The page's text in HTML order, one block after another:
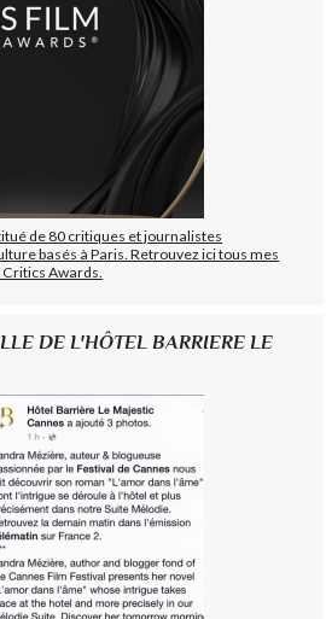
de 80 critiques et journalistes
basés à Paris. Retrouvez ici tous mes
Awards.
DE L'HÔTEL BARRIERE LE